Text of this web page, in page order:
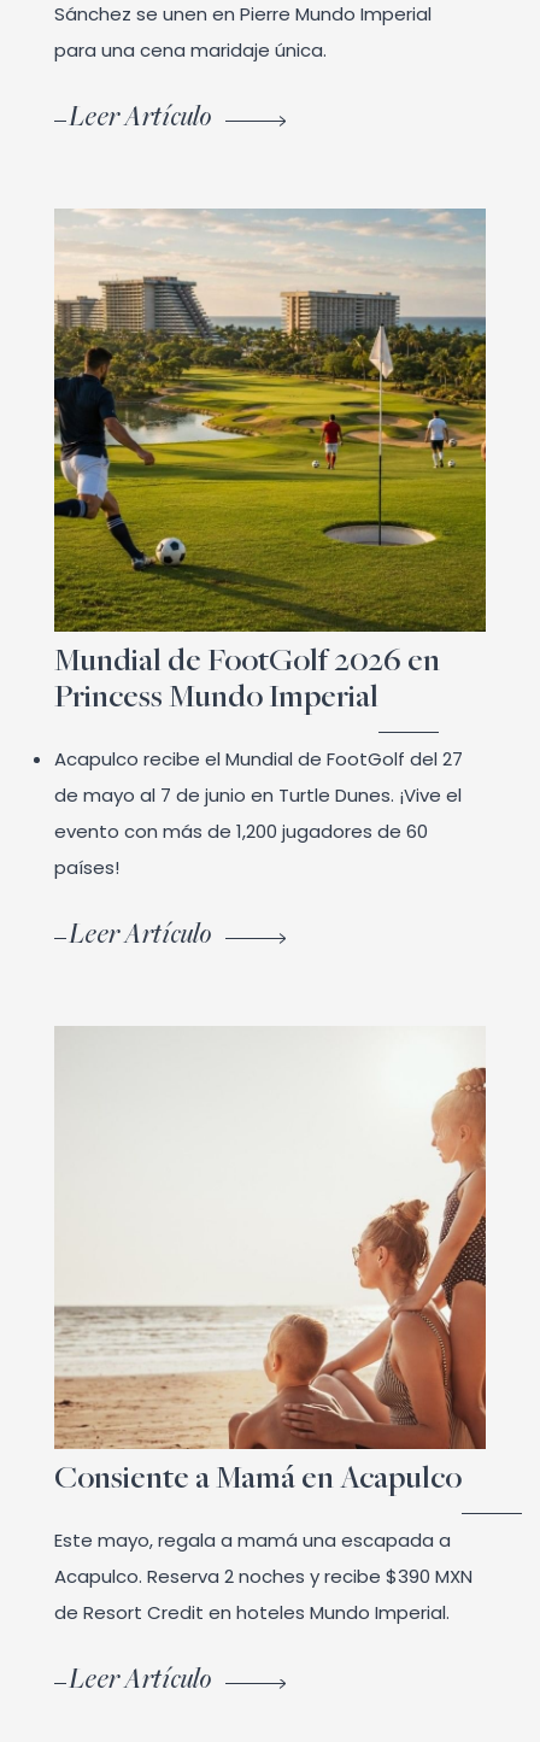
Sánchez se unen en Pierre Mundo Imperial
para una cena maridaje única.
Leer Artículo
Mundial de FootGolf 2026 en
Princess Mundo Imperial
Acapulco recibe el Mundial de FootGolf del 27
de mayo al 7 de junio en Turtle Dunes. ¡Vive el
evento con más de 1,200 jugadores de 60
países!
Leer Artículo
Consiente a Mamá en Acapulco
Este mayo, regala a mamá una escapada a
Acapulco. Reserva 2 noches y recibe $390 MXN
de Resort Credit en hoteles Mundo Imperial.
Leer Artículo